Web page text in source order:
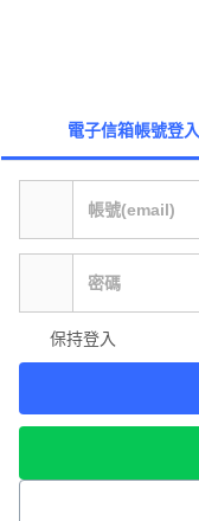
電子信箱帳號登入
保持登入